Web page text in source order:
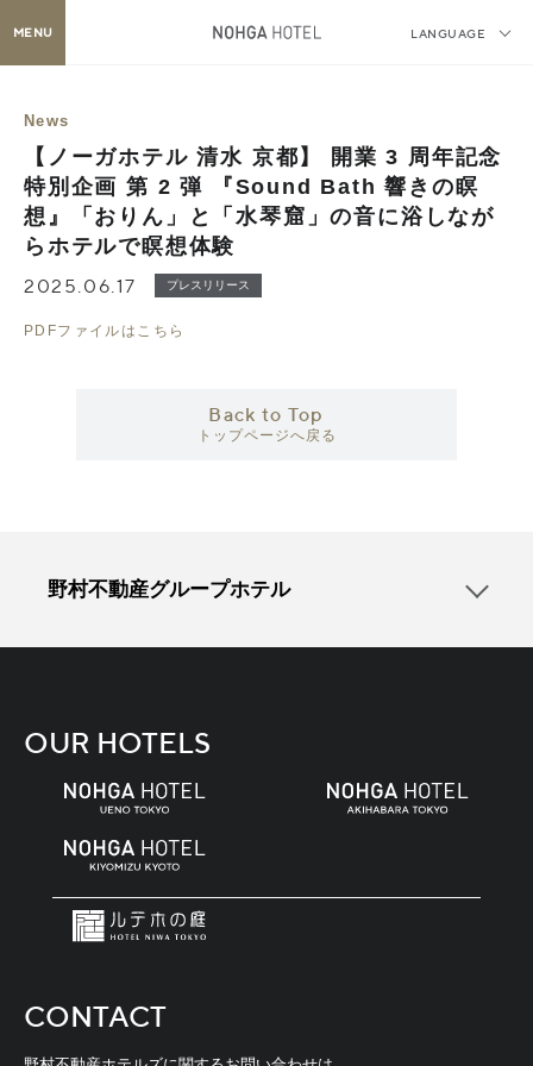
LANGUAGE
MENU
News
【ノーガホテル 清水 京都】 開業 3 周年記念
特別企画 第 2 弾 『Sound Bath 響きの瞑
想』「おりん」と「水琴窟」の音に浴しなが
らホテルで瞑想体験
2025.06.17 プレスリリース
PDFファイルはこちら
Back to Top
トップページへ戻る
野村不動産グループホテル
OUR HOTELS
CONTACT